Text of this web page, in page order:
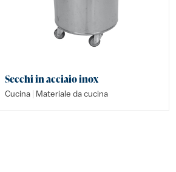
Secchi in acciaio inox
Cucina | Materiale da cucina